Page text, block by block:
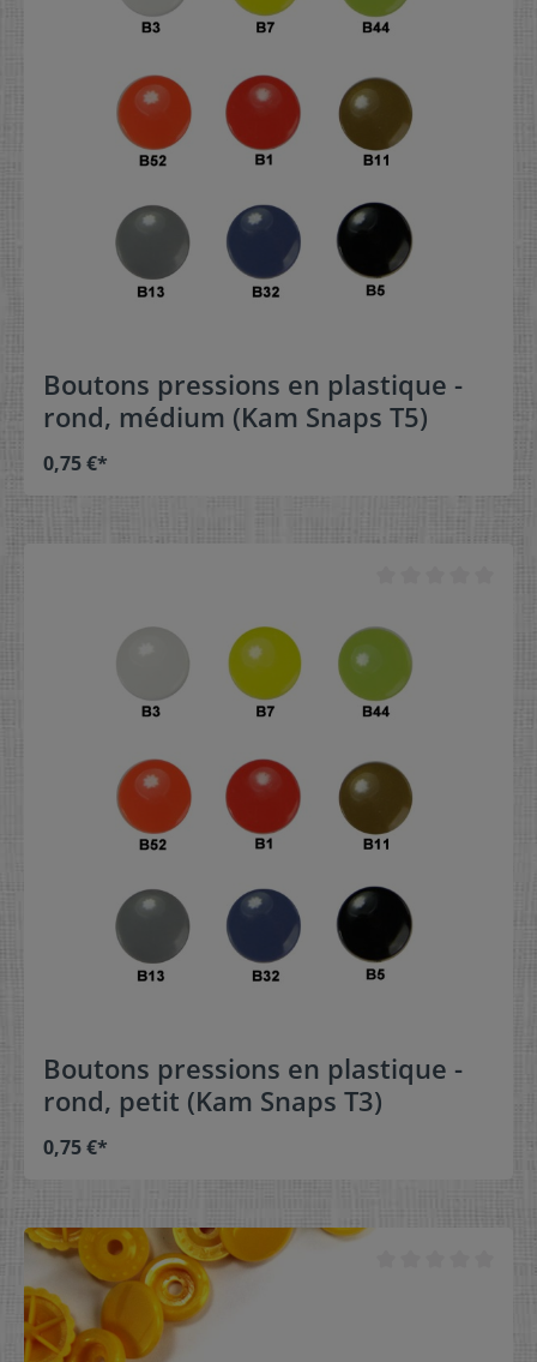
Boutons pressions en plastique -
rond, médium (Kam Snaps T5)
0,75 €*
Boutons pressions en plastique -
rond, petit (Kam Snaps T3)
0,75 €*